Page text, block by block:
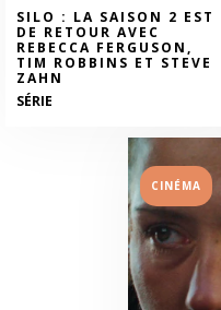
SILO : LA SAISON 2 EST
DE RETOUR AVEC
REBECCA FERGUSON,
TIM ROBBINS ET STEVE
ZAHN
SÉRIE
CINÉMA